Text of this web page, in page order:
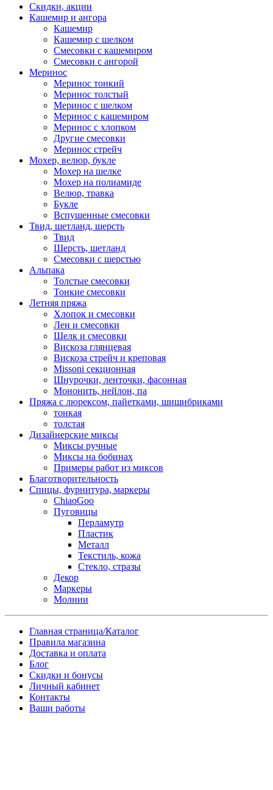
Скидки, акции
Кашемир и ангора
Кашемир
Кашемир с шелком
Смесовки с кашемиром
Смесовки с ангорой
Меринос
Меринос тонкий
Меринос толстый
Меринос с шелком
Меринос с кашемиром
Меринос с хлопком
Другие смесовки
Меринос стрейч
Мохер, велюр, букле
Мохер на шелке
Мохер на полиамиде
Велюр, травка
Букле
Вспушенные смесовки
Твид, шетланд, шерсть
Твид
Шерсть, шетланд
Смесовки с шерстью
Альпака
Толстые смесовки
Тонкие смесовки
Летняя пряжа
Хлопок и смесовки
Лен и смесовки
Шелк и смесовки
Вискоза глянцевая
Вискоза стрейч и креповая
Missoni секционная
Шнурочки, ленточки, фасонная
Мононить, нейлон, па
Пряжа с люрексом, пайетками, шишибриками
тонкая
толстая
Дизайнерские миксы
Миксы ручные
Миксы на бобинах
Примеры работ из миксов
Благотворительность
Спицы, фурнитура, маркеры
ChiaoGoo
Пуговицы
Перламутр
Пластик
Металл
Текстиль, кожа
Стекло, стразы
Декор
Маркеры
Молнии
Главная страница/Каталог
Правила магазина
Доставка и оплата
Блог
Скидки и бонусы
Личный кабинет
Контакты
Ваши работы